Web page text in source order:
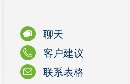
聊天
客户建议
联系表格